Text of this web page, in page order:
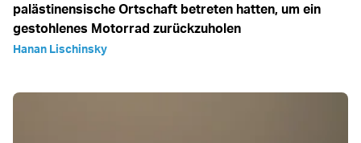
palästinensische Ortschaft betreten hatten, um ein
gestohlenes Motorrad zurückzuholen
Hanan Lischinsky